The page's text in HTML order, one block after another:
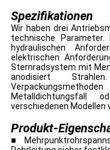
Spezifikationen
Wir haben drei
technische
hydraulischen
elektrischen
Sternradsystem mit
anodisiert
Metalldichtungsfall
verschiedenen Modellen
Produkt-
■